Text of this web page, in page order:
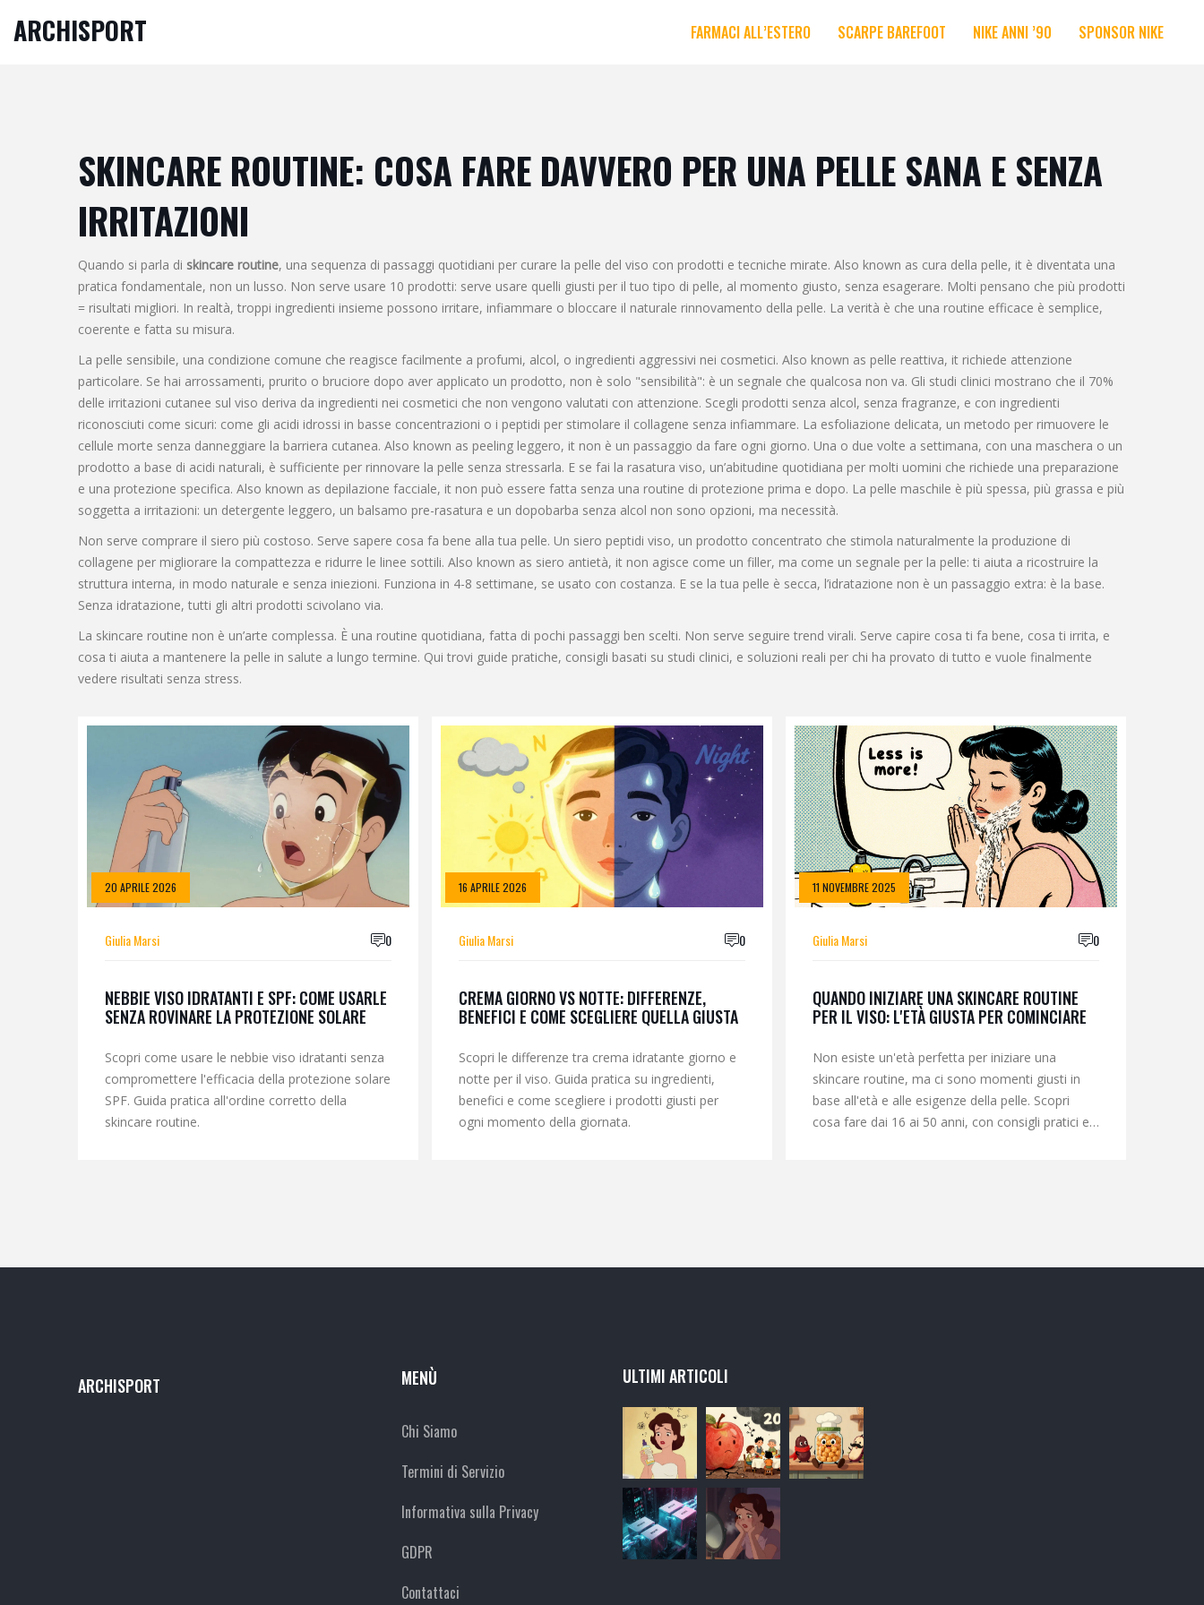
ARCHISPORT FARMACI ALL’ESTERO SCARPE BAREFOOT NIKE ANNI ’90 SPONSOR NIKE
SKINCARE ROUTINE: COSA FARE DAVVERO PER UNA PELLE SANA E SENZA
IRRITAZIONI
Quando si parla di skincare routine, una sequenza di passaggi quotidiani per curare la pelle del viso con prodotti e tecniche mirate. Also known as cura della pelle, it è diventata una
pratica fondamentale, non un lusso. Non serve usare 10 prodotti: serve usare quelli giusti per il tuo tipo di pelle, al momento giusto, senza esagerare. Molti pensano che più prodotti
= risultati migliori. In realtà, troppi ingredienti insieme possono irritare, infiammare o bloccare il naturale rinnovamento della pelle. La verità è che una routine efficace è semplice,
coerente e fatta su misura.
La pelle sensibile, una condizione comune che reagisce facilmente a profumi, alcol, o ingredienti aggressivi nei cosmetici. Also known as pelle reattiva, it richiede attenzione
particolare. Se hai arrossamenti, prurito o bruciore dopo aver applicato un prodotto, non è solo "sensibilità": è un segnale che qualcosa non va. Gli studi clinici mostrano che il 70%
delle irritazioni cutanee sul viso deriva da ingredienti nei cosmetici che non vengono valutati con attenzione. Scegli prodotti senza alcol, senza fragranze, e con ingredienti
riconosciuti come sicuri: come gli acidi idrossi in basse concentrazioni o i peptidi per stimolare il collagene senza infiammare. La esfoliazione delicata, un metodo per rimuovere le
cellule morte senza danneggiare la barriera cutanea. Also known as peeling leggero, it non è un passaggio da fare ogni giorno. Una o due volte a settimana, con una maschera o un
prodotto a base di acidi naturali, è sufficiente per rinnovare la pelle senza stressarla. E se fai la rasatura viso, un’abitudine quotidiana per molti uomini che richiede una preparazione
e una protezione specifica. Also known as depilazione facciale, it non può essere fatta senza una routine di protezione prima e dopo. La pelle maschile è più spessa, più grassa e più
soggetta a irritazioni: un detergente leggero, un balsamo pre-rasatura e un dopobarba senza alcol non sono opzioni, ma necessità.
Non serve comprare il siero più costoso. Serve sapere cosa fa bene alla tua pelle. Un siero peptidi viso, un prodotto concentrato che stimola naturalmente la produzione di
collagene per migliorare la compattezza e ridurre le linee sottili. Also known as siero antietà, it non agisce come un filler, ma come un segnale per la pelle: ti aiuta a ricostruire la
struttura interna, in modo naturale e senza iniezioni. Funziona in 4-8 settimane, se usato con costanza. E se la tua pelle è secca, l’idratazione non è un passaggio extra: è la base.
Senza idratazione, tutti gli altri prodotti scivolano via.
La skincare routine non è un’arte complessa. È una routine quotidiana, fatta di pochi passaggi ben scelti. Non serve seguire trend virali. Serve capire cosa ti fa bene, cosa ti irrita, e
cosa ti aiuta a mantenere la pelle in salute a lungo termine. Qui trovi guide pratiche, consigli basati su studi clinici, e soluzioni reali per chi ha provato di tutto e vuole finalmente
vedere risultati senza stress.
20 APRILE 2026
Giulia Marsi 0
NEBBIE VISO IDRATANTI E SPF: COME USARLE
SENZA ROVINARE LA PROTEZIONE SOLARE
Scopri come usare le nebbie viso idratanti senza
compromettere l'efficacia della protezione solare
SPF. Guida pratica all'ordine corretto della
skincare routine.
16 APRILE 2026
Giulia Marsi 0
CREMA GIORNO VS NOTTE: DIFFERENZE,
BENEFICI E COME SCEGLIERE QUELLA GIUSTA
Scopri le differenze tra crema idratante giorno e
notte per il viso. Guida pratica su ingredienti,
benefici e come scegliere i prodotti giusti per
ogni momento della giornata.
11 NOVEMBRE 2025
Giulia Marsi 0
QUANDO INIZIARE UNA SKINCARE ROUTINE
PER IL VISO: L'ETÀ GIUSTA PER COMINCIARE
Non esiste un'età perfetta per iniziare una
skincare routine, ma ci sono momenti giusti in
base all'età e alle esigenze della pelle. Scopri
cosa fare dai 16 ai 50 anni, con consigli pratici e
ARCHISPORT MENÙ
Chi Siamo
Termini di Servizio
Informativa sulla Privacy
GDPR
Contattaci
ULTIMI ARTICOLI